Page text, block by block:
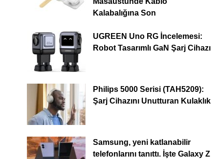
Kalabalığına Son
UGREEN Uno RG İncelemesi:
Robot Tasarımlı GaN Şarj Cihazı
Philips 5000 Serisi (TAH5209):
Şarj Cihazını Unutturan Kulaklık
Samsung, yeni katlanabilir
telefonlarını tanıttı. İşte Galaxy Z